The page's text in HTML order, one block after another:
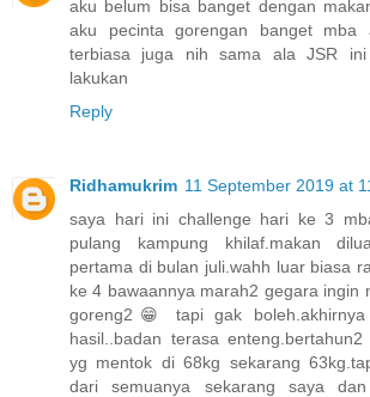
aku belum bisa banget dengan
aku pecinta gorengan banget mba
terbiasa juga nih sama ala JSR
lakukan
Reply
Ridhamukrim 11 September 2019 at
saya hari ini challenge hari ke 3
pulang kampung khilaf.makan
pertama di bulan juli.wahh luar biasa
ke 4 bawaannya marah2 gegara ingin
goreng2😁 tapi gak boleh.akhirnya
hasil..badan terasa
yg mentok di 68kg sekarang
dari semuanya sekarang saya